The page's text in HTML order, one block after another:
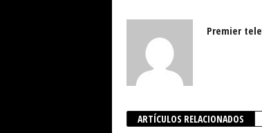
Premier
ARTÍCULOS RELACIONADOS